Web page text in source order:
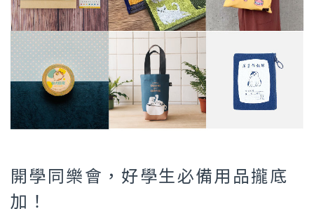
開學同樂會，好學生必備用品攏底
加！